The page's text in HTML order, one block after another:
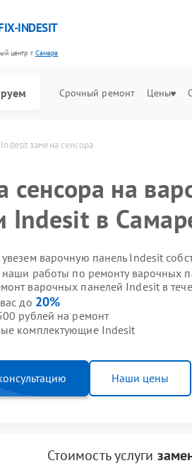
INDESIT
центр г.Самара
Срочный ремонт Цены
замена сенсора
сенсора на
Indesit в
варочную панель Indesit
наши работы по ремонту варочных
варочных панелей Indesit в
до 20%
рублей на ремонт
комплектующие Indesit
Наши цены
Стоимость услуги